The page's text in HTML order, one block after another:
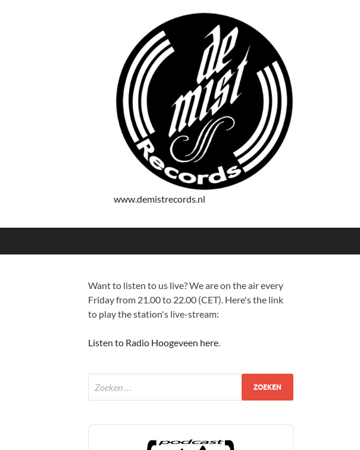
www.demistrecords.nl
Want to listen to us live? We are on the air every
Friday from 21.00 to 22.00 (CET). Here's the link
to play the station's live-stream:
Listen to Radio Hoogeveen here.
Audio